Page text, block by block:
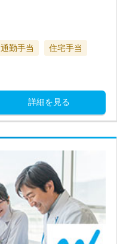
通勤手当
住宅手当
詳細を見る